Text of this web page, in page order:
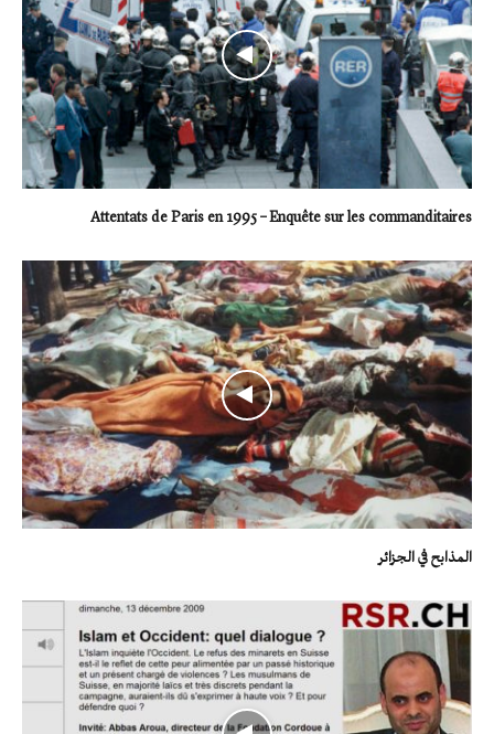
Attentats de Paris en 1995 – Enquête sur les commanditaires
المذابح في الجزائر